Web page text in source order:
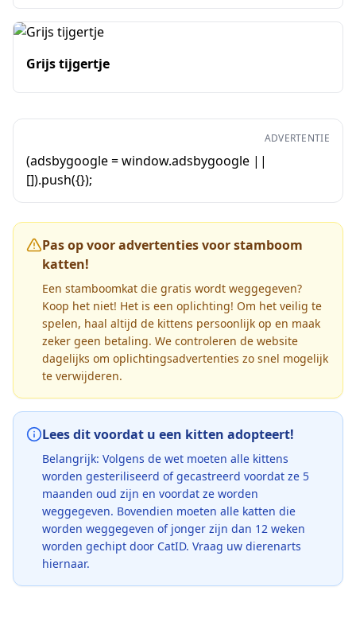
Grijs tijgertje
ADVERTENTIE
(adsbygoogle = window.adsbygoogle ||
[]).push({});
Pas op voor advertenties voor stamboom
katten!
Een stamboomkat die gratis wordt weggegeven?
Koop het niet! Het is een oplichting! Om het veilig te
spelen, haal altijd de kittens persoonlijk op en maak
zeker geen betaling. We controleren de website
dagelijks om oplichtingsadvertenties zo snel mogelijk
te verwijderen.
Lees dit voordat u een kitten adopteert!
Belangrijk: Volgens de wet moeten alle kittens
worden gesteriliseerd of gecastreerd voordat ze 5
maanden oud zijn en voordat ze worden
weggegeven. Bovendien moeten alle katten die
worden weggegeven of jonger zijn dan 12 weken
worden gechipt door CatID. Vraag uw dierenarts
hiernaar.